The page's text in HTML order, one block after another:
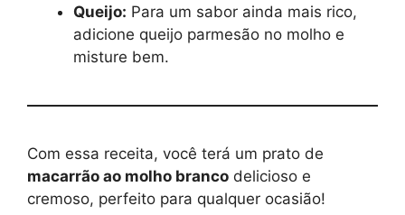
Queijo: Para um sabor ainda mais rico,
adicione queijo parmesão no molho e
misture bem.
Com essa receita, você terá um prato de
macarrão ao molho branco delicioso e
cremoso, perfeito para qualquer ocasião!